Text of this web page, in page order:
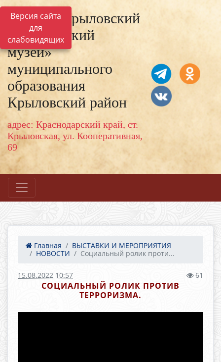
Версия сайта
для
слабовидящих
МКУК «Крыловский
исторический
музей»
муниципального
образования
Крыловский район
адрес: Краснодарский край, ст.
Крыловская, ул. Кооперативная,
69
Главная
ВЫСТАВКИ И МЕРОПРИЯТИЯ
НОВОСТИ
Социальный ролик проти...
15.08.2022 10:57 61
СОЦИАЛЬНЫЙ РОЛИК ПРОТИВ
ТЕРРОРИЗМА.